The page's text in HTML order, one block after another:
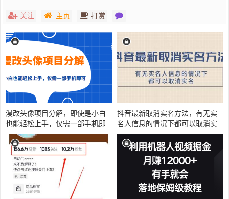
关注 主页 打赏
漫改头像项目分解，即使是小白
也能轻松上手，仅需一部手机即
可
抖音最新取消实名方法，有无实
名人信息的情况下都可以取消实
名，自测